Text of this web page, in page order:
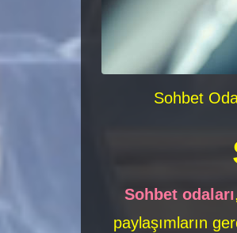
Sohbet
Sohbet odaları
paylaşımların